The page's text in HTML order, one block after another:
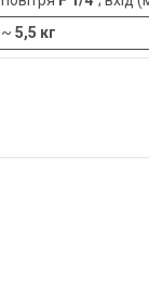
~ 5,5 кг